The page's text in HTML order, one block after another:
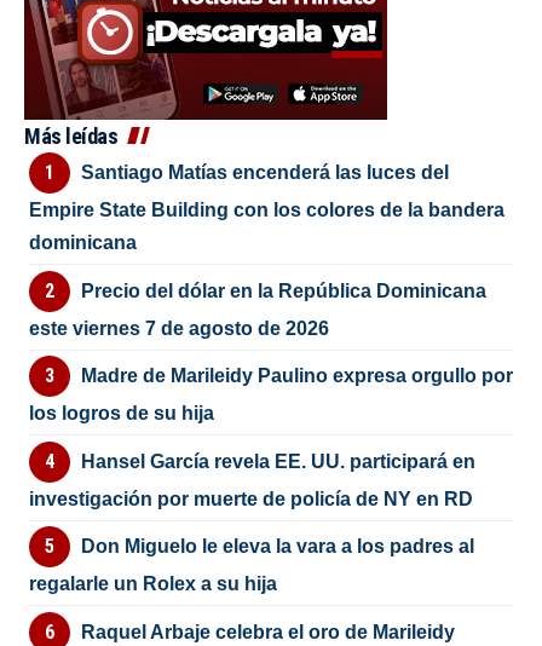
Más leídas
Santiago Matías encenderá las luces del
Empire State Building con los colores de la bandera
dominicana
Precio del dólar en la República Dominicana
este viernes 7 de agosto de 2026
Madre de Marileidy Paulino expresa orgullo por
los logros de su hija
Hansel García revela EE. UU. participará en
investigación por muerte de policía de NY en RD
Don Miguelo le eleva la vara a los padres al
regalarle un Rolex a su hija
Raquel Arbaje celebra el oro de Marileidy